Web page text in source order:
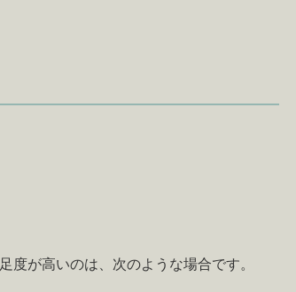
度が高いのは、次のような場合です。